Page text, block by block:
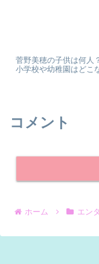
菅野美穂の子供は何人
小学校や幼稚園はどこ
コメント
ホーム エン